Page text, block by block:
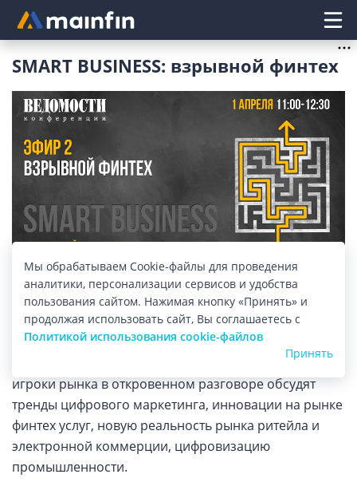
Главное меню
SMART BUSINESS: взрывной финтех
Изображение: mainfin.ru
Деловое издание «Ведомости» запускает серию
онлайн-эфиров «SMART BUSINESS» про управление,
бизнес и цифровые технологии. Вас ждет четыре
онлайн-эфира из студии Ведомостей, где ключевые
игроки рынка в откровенном разговоре обсудят
тренды цифрового маркетинга, инновации на рынке
финтех услуг, новую реальность рынка ритейла и
электронной коммерции, цифровизацию
промышленности.
Мы обрабатываем Cookie-файлы для проведения
аналитики, персонализации сервисов и удобства
пользования сайтом. Нажимая кнопку «Принять» и
продолжая использовать сайт, Вы соглашаетесь с
Политикой использования cookie-файлов
Принять